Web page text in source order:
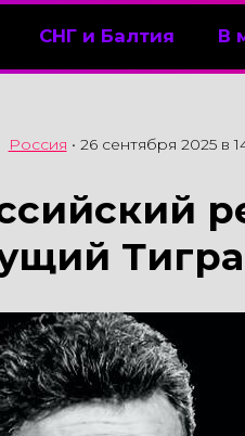
СНГ и Балтия В
Россия • 26 сентября 2025 в